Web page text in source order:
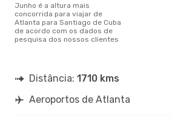
junho é a altura mais
concorrida para viajar de
Atlanta para Santiago de Cuba
de acordo com os dados de
pesquisa dos nossos clientes
Distância: 1710 kms
Aeroportos de Atlanta